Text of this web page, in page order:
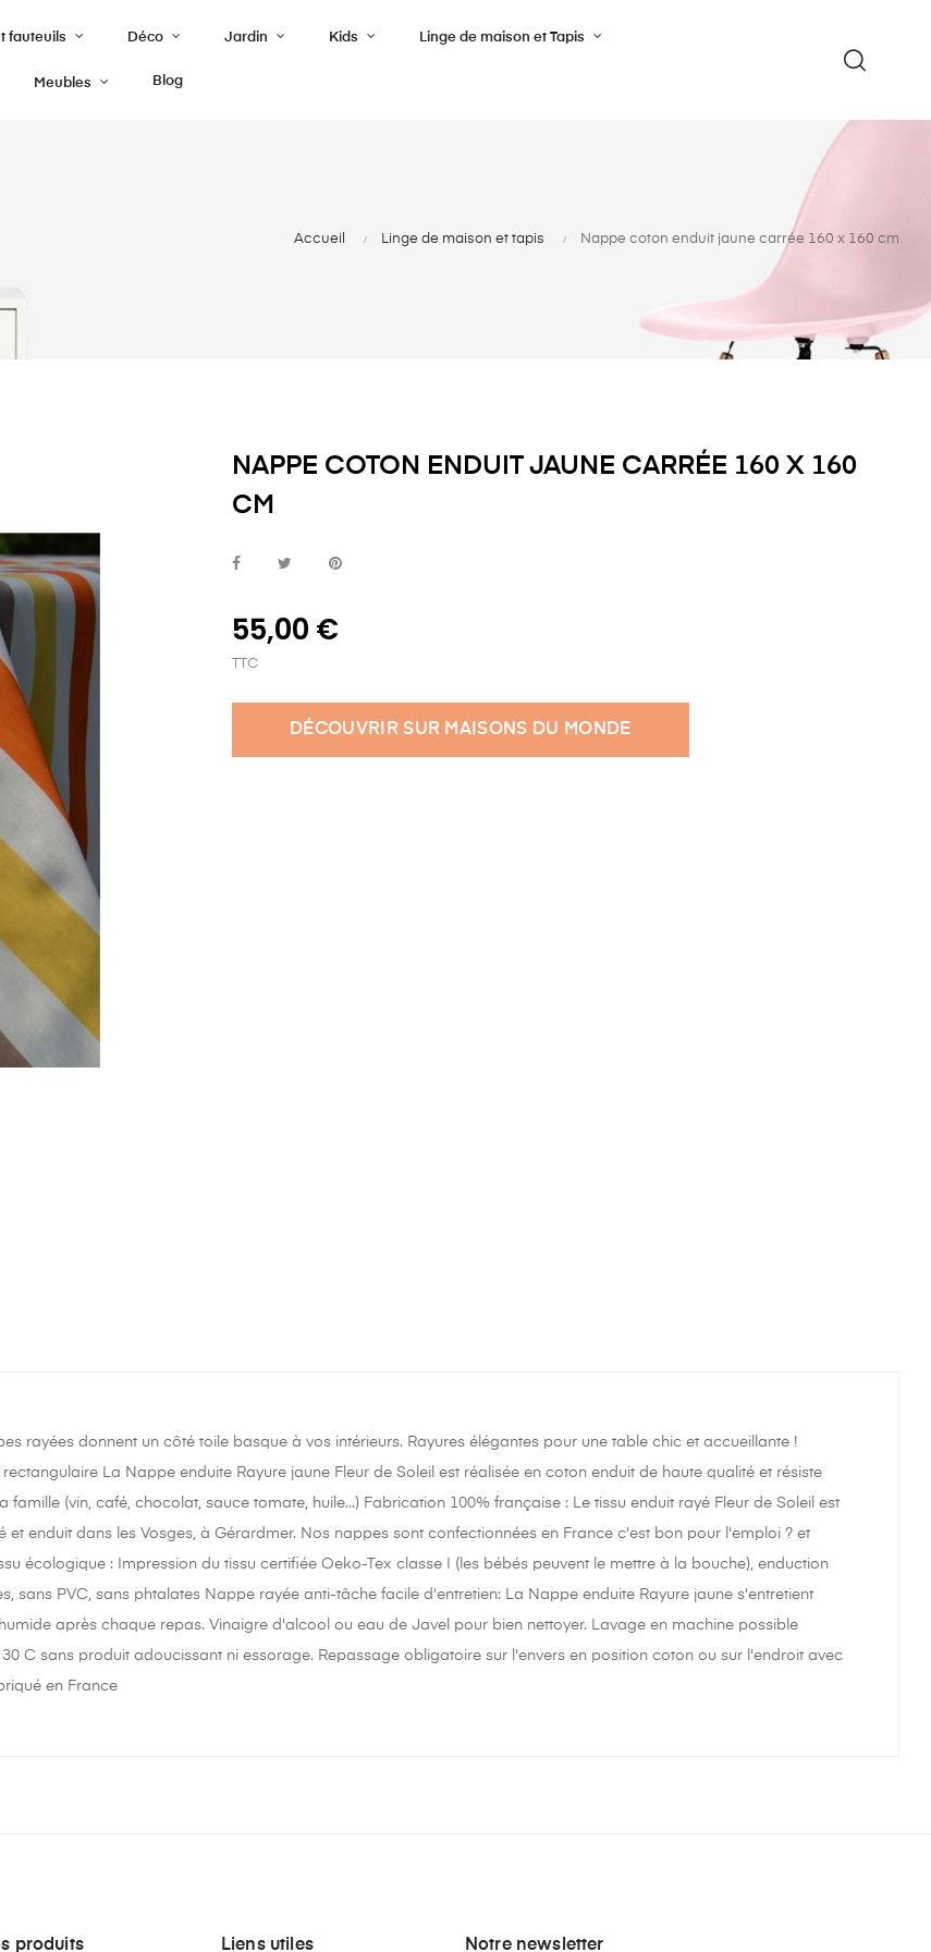
fauteuils Déco Jardin Kids Linge de maison et Tapis
Meubles Blog
Accueil Linge de maison et tapis Nappe coton enduit jaune carrée 160 x 160 cm
NAPPE COTON ENDUIT JAUNE CARRÉE 160 X 160
CM
55,00 €
TTC
DÉCOUVRIR SUR MAISONS DU MONDE
rayées donnent un côté toile basque à vos intérieurs. Rayures élégantes pour une table chic et accueillante !
La Nappe enduite Rayure jaune Fleur de Soleil est réalisée en coton enduit de haute qualité et résiste
famille (vin, café, chocolat, sauce tomate, huile...) Fabrication 100% française : Le tissu enduit rayé Fleur de Soleil est
et enduit dans les Vosges, à Gérardmer. Nos nappes sont confectionnées en France c'est bon pour l'emploi ? et
écologique : Impression du tissu certifiée Oeko-Tex classe I (les bébés peuvent le mettre à la bouche), enduction
sans PVC, sans phtalates Nappe rayée anti-tâche facile d'entretien: La Nappe enduite Rayure jaune s'entretient
après chaque repas. Vinaigre d'alcool ou eau de Javel pour bien nettoyer. Lavage en machine possible
C sans produit adoucissant ni essorage. Repassage obligatoire sur l'envers en position coton ou sur l'endroit avec
en France
produits Liens utiles Notre newsletter